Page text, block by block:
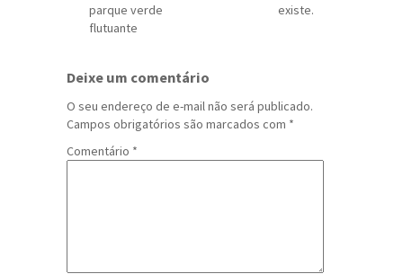
parque verde
flutuante
existe.
Deixe um comentário
O seu endereço de e-mail não será publicado.
Campos obrigatórios são marcados com *
Comentário *